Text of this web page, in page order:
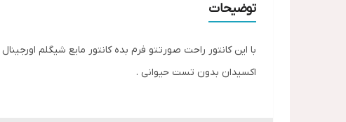
توضیحات
با این کانتور راحت صورتتو فرم بده کانتور مایع شیگلم
اکسیدان بدون تست حیوانی .